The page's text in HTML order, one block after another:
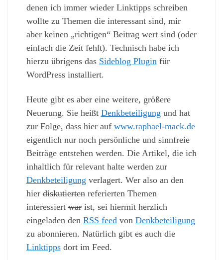
denen ich immer wieder Linktipps schreiben
wollte zu Themen die interessant sind, mir
aber keinen „richtigen“ Beitrag wert sind (oder
einfach die Zeit fehlt). Technisch habe ich
hierzu übrigens das Sideblog Pluginfür
WordPress installiert.
Heute gibt es aber eine weitere, größere
Neuerung. Sie heißt Denkbeteiligung und hat
zur Folge, dass hier auf www.raphael-mack.de
eigentlich nur noch persönliche und sinnfreie
Beiträge entstehen werden. Die Artikel, die ich
inhaltlich für relevant halte werden zur
Denkbeteiligung verlagert. Wer also an den
hierdiskutiertenreferierten Themen
interessiertwarist, sei hiermit herzlich
eingeladen den RSS feed von Denkbeteiligung
zu abonnieren. Natürlich gibt es auch die
Linktippsdort im Feed.